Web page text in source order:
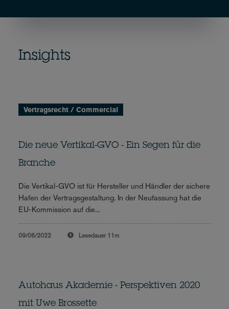
Insights
Vertragsrecht / Commercial
Die neue Vertikal-GVO - Ein Segen für die
Branche
Die Vertikal-GVO ist für Hersteller und Händler der sichere
Hafen der Vertragsgestaltung. In der Neufassung hat die
EU-Kommission auf die...
09/06/2022 Lesedauer 11m
Autohaus Akademie - Perspektiven 2020
mit Uwe Brossette